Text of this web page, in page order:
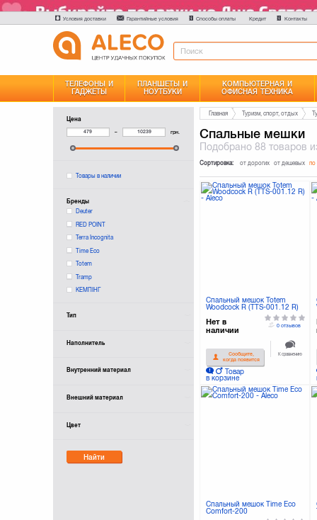
Условия доставки Гарантийные условия Способы оплаты Кредит Контакты
ТЕЛЕФОНЫ И
ГАДЖЕТЫ
ПЛАНШЕТЫ И
НОУТБУКИ
КОМПЬЮТЕРНАЯ И
ОФИСНАЯ ТЕХНИКА
Цена
– грн.
Товары в наличии
Бренды
Deuter
RED POINT
Terra Incognita
Time Eco
Totem
Tramp
КЕМПІНГ
Тип
Наполнитель
Внутренний материал
Внешний материал
Цвет
Найти
Главная Туризм, спорт, отдых
Спальные мешки
Подобрано88 товаров
Сортировка: от дорогих от дешевых по
Спальный мешок Totem
Woodcock R (TTS-001.12 R)
Нет в
наличии
Сообщите,
когда появится
Товар
в корзине
0 отзывов
К сравнению
Спальный мешок Time Eco
Comfort-200